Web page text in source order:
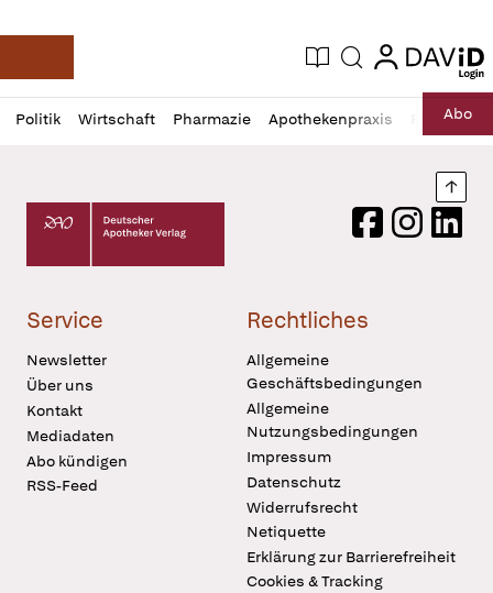
Deutsche Apotheker Zeitung
Aktuelle Ausgabe
Suche login
login
Politik Wirtschaft Pharmazie Apothekenpraxis RechtAbo
Profil
öffnen
Daz
Pur
Deutscher Apotheker Verlag Logo
FacebookInstagram
Service
Newsletter
Über uns
Kontakt
Mediadaten
Abo kündigen
RSS-Feed
Rechtliches
Allgemeine
Geschäftsbedingungen
Allgemeine
Nutzungsbedingungen
Impressum
Datenschutz
Widerrufsrecht
Netiquette
Erklärung zur Barrierefreiheit
Cookies & Tracking